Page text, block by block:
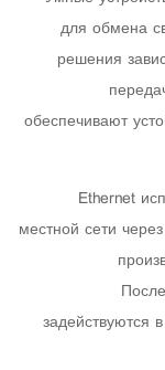
для обмена
решения
обеспечивают
Ethernet
местной сети
задействуются